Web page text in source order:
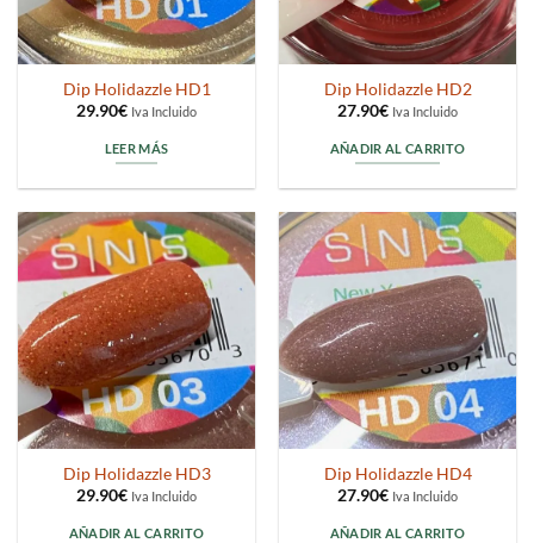
Dip Holidazzle HD1
29.90€ Iva Incluido
LEER MÁS
Dip Holidazzle HD2
27.90€ Iva Incluido
AÑADIR AL CARRITO
Dip Holidazzle HD3
29.90€ Iva Incluido
AÑADIR AL CARRITO
Dip Holidazzle HD4
27.90€ Iva Incluido
AÑADIR AL CARRITO